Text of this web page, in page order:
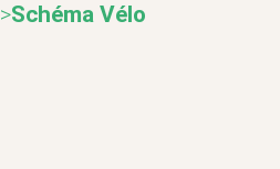
>Schéma Vélo